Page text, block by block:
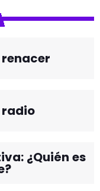
¿Quién es